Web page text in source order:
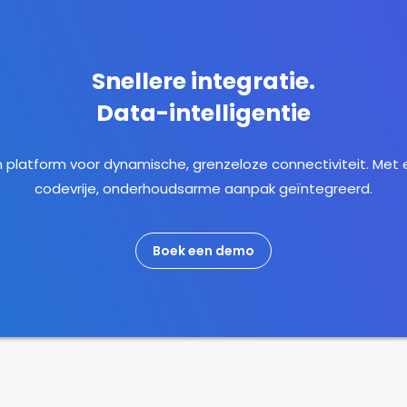
Snellere integratie.
Data-intelligentie
platform voor dynamische, grenzeloze connectiviteit. Met
codevrije, onderhoudsarme aanpak geïntegreerd.
Boek een demo